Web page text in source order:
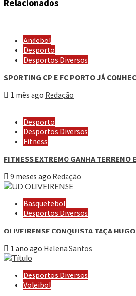
Relacionados
Andebol
Desporto
Desportos Diversos
SPORTING CP E FC PORTO JÁ
1 mês ago Redação
Desporto
Desportos Diversos
Fitness
FITNESS EXTREMO GANHA TERRENO
9 meses ago Redação
Basquetebol
Desportos Diversos
OLIVEIRENSE CONQUISTA TAÇA
1 ano ago Helena Santos
Desportos Diversos
Voleibol